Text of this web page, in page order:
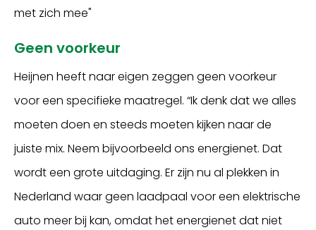
met zich mee"
Geen voorkeur
Heijnen heeft naar eigen zeggen geen voorkeur
voor een specifieke maatregel. “Ik denk dat we alles
moeten doen en steeds moeten kijken naar de
juiste mix. Neem bijvoorbeeld ons energienet. Dat
wordt een grote uitdaging. Er zijn nu al plekken in
Nederland waar geen laadpaal voor een elektrische
auto meer bij kan, omdat het energienet dat niet